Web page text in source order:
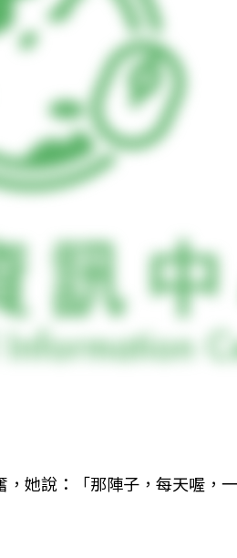
她說：「那陣子，每天喔，